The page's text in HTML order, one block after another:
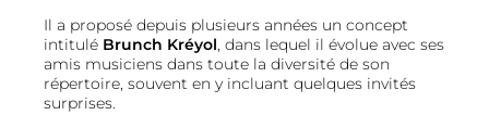
Il a proposé depuis plusieurs années un concept
intitulé Brunch Kréyol, dans lequel il évolue avec ses
amis musiciens dans toute la diversité de son
répertoire, souvent en y incluant quelques invités
surprises.